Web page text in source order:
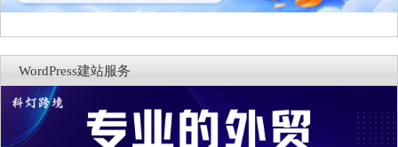
WordPress建站服务